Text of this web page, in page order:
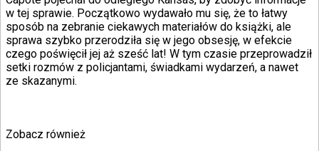
w tej sprawie. Początkowo wydawało mu się, że to łatwy
sposób na zebranie ciekawych materiałów do książki, ale
sprawa szybko przerodziła się w jego obsesję, w efekcie
czego poświęcił jej aż sześć lat! W tym czasie przeprowadził
setki rozmów z policjantami, świadkami wydarzeń, a nawet
ze skazanymi.
Zobacz również